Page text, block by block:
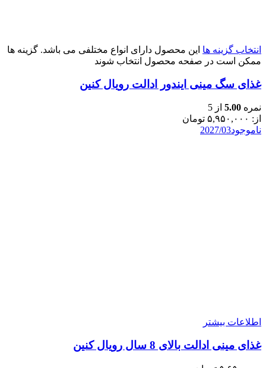
انتخاب گزینه ها این محصول دارای انواع مختلفی می باشد. گزینه ها
ممکن است در صفحه محصول انتخاب شوند
غذای سگ مینی ایندور ادالت رویال کنین
نمره 5.00 از 5
از: ۵,۹۵۰,۰۰۰ تومان
ناموجود2027/03
اطلاعات بیشتر
غذای مینی ادالت بالای 8 سال رویال کنین